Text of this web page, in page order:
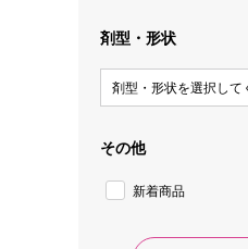
剤型・形状
剤型・形状を選択して
その他
新着商品